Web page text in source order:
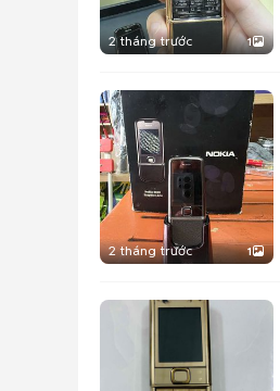
2 tháng trước 1
2 tháng trước 1